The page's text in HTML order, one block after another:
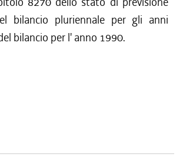
bilancio pluriennale per gli anni
bilancio per l' anno 1990.